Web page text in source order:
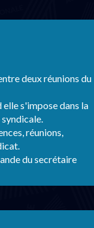
deux réunions du
s'impose dans la
réunions,
du secrétaire